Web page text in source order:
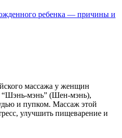
ребенка — причины и
массажа у женщин
“Шэнь-мэнь” (Шен-мэнь),
и пупком. Массаж этой
улучшить пищеварение и